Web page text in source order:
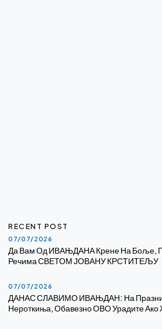
RECENT POST
07/07/2026
Да Вам Од ИВАЊДАНА Крене На Боље,
Речима СВЕТОМ ЈОВАНУ КРСТИТЕЉУ
07/07/2026
ДАНАС СЛАВИМО ИВАЊДАН: На Празник
Нероткиња, Обавезно ОВО Урадите